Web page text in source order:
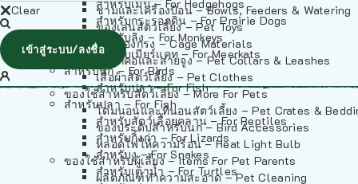
ชามและเครื่องป้อน – Bowls, Feeders & Watering
ของเล่นสัตว์เลี้ยง – Pet Toys
วัสดุรองกรง – Cage Materials
ปลอกคอและสายจูง – Pet Collars & Leashes
เสื้อผ้าสัตว์เลี้ยง – Pet Clothes
ของใช้สำหรับสัตว์เลี้ยง – More For Pets
โดมนอนและที่นอนสัตว์เลี้ยง – Pet Crates &
ของประดับสำหรับนก – Bird Accessories
หลอดไฟให้ความร้อน – Heat Light Bulb
ของใช้สำหรับผู้เลี้ยง – Items For Pet Parents
ผลิตภัณฑ์ทำความสะอาด – Pet Cleaning
สำหรับเม่น – For Hedgehogs
สำหรับกระรอกดิน – For Prairie Dogs
สำหรับลิง – For Monkeys
สำหรับเมียร์แคท – For Meerkats
สำหรับนก – For Birds
สำหรับปลา – For Fish
สำหรับปลา – For Fish
สำหรับสัตว์เลื้อยคลาน – For Reptiles
สำหรับกิ้งก่า – For Lizards
สำหรับงู – For Snakes
สำหรับเต่าน้ำ – For Turtles
Clear
เข้าสู่ระบบ/ลงชื่อ